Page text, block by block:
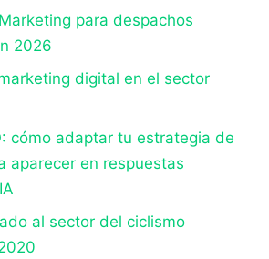
para despachos
2026
digital en el sector
cómo adaptar tu estrategia de
aparecer en respuestas
al sector del ciclismo